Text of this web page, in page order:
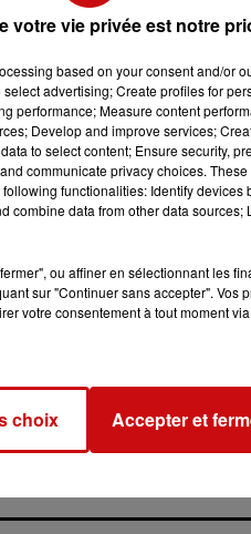
aux fuites et à garantir la
montrent des
4,78 euros. Malgré cette
moyenne nationale,
canalisations ont mis
locaux proposent la
le modèle d’un chèque
sans chlore, une
votre vie privée est notre
based on your consent and/or
advertising; Create profiles for
performance; Measure content
Develop and improve services;
to select content; Ensure security,
communicate privacy choices.
functionalities: Identify devices
combine data from other data
ou affiner en sélectionnant les
sur "Continuer sans accepter". Vos
votre consentement à tout moment
choix Accepter et